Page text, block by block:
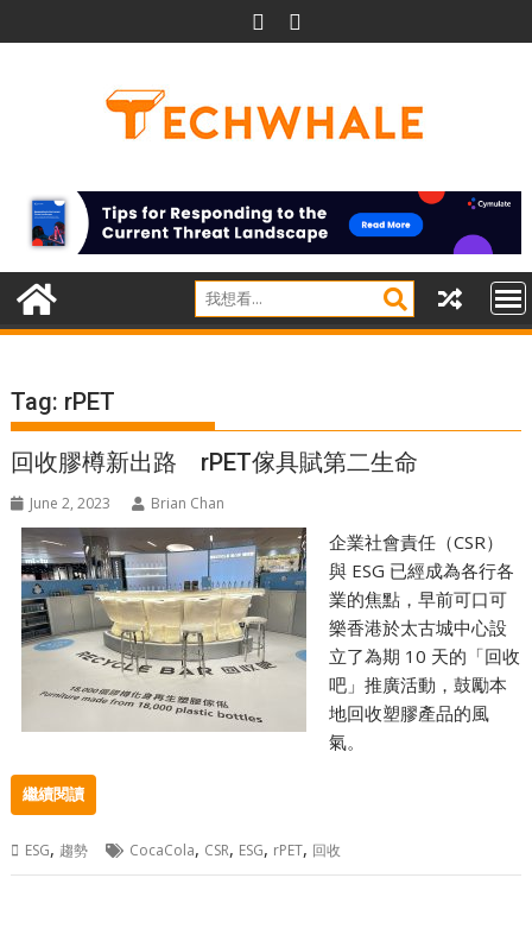
to
Tag: rPET
回收膠樽新出路 rPET傢具賦第二生命
June 2, 2023 Brian Chan
企業社會責任（CSR）
與 ESG 已經成為各行各
業的焦點，早前可口可
樂香港於太古城中心設
立了為期 10 天的「回收
吧」推廣活動，鼓勵本
地回收塑膠產品的風
氣。
繼續閱讀
ESG, 趨勢 CocaCola, CSR, ESG, rPET, 回收